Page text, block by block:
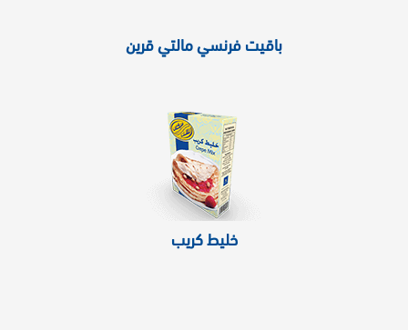
باقيت فرنسي مالتي قرين
خليط كريب